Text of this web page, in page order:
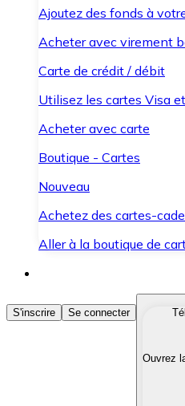
Ajoutez des fonds à
Acheter avec virement
Carte de crédit / débit
Utilisez les cartes Visa
Acheter avec carte
Boutique - Cartes
Nouveau
Achetez des cartes-
Aller à la boutique de
Acheter des
Achetez les
Convertissez vos
S'inscrire Se connecter
Ouvrez